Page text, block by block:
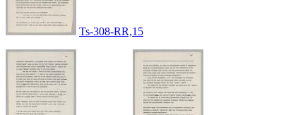
Ts-308-RR,15